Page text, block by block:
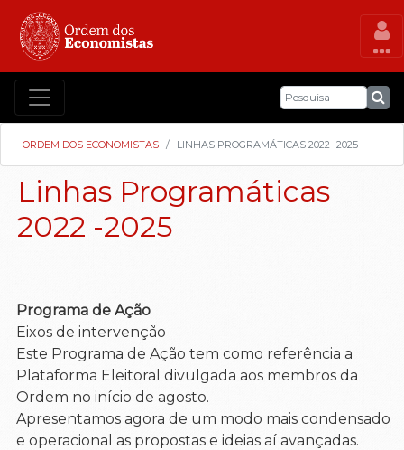
ORDEM DOS ECONOMISTAS LINHAS PROGRAMÁTICAS 2022 -2025
Linhas Programáticas
2022 -2025
Programa de Ação
Eixos de intervenção
Este Programa de Ação tem como referência a
Plataforma Eleitoral divulgada aos membros da
Ordem no início de agosto.
Apresentamos agora de um modo mais condensado
e operacional as propostas e ideias aí avançadas.